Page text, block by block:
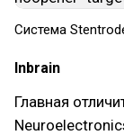
Система
Inbrain
Главная